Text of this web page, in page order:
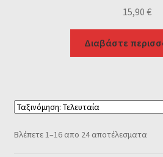
15,90 €
Διαβάστε
Βλέπετε 1–16 απο 24 αποτέλεσματα